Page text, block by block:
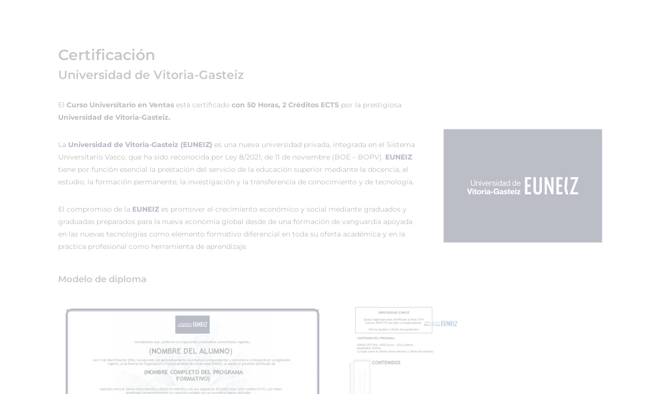
Certificación
Universidad de Vitoria-Gasteiz
El Curso Universitario en Ventas está certificado con 50 Horas, 2 Créditos ECTS por la prestigiosa
Universidad de Vitoria-Gasteiz.
La Universidad de Vitoria-Gasteiz (EUNEIZ) es una nueva universidad privada, integrada en el Sistema
Universitario Vasco, que ha sido reconocida por Ley 8/2021, de 11 de noviembre (BOE – BOPV). EUNEIZ
tiene por función esencial la prestación del servicio de la educación superior mediante la docencia, el
estudio, la formación permanente, la investigación y la transferencia de conocimiento y de tecnología.
El compromiso de la EUNEIZ es promover el crecimiento económico y social mediante graduados y
graduadas preparados para la nueva economía global desde de una formación de vanguardia apoyada
en las nuevas tecnologías como elemento formativo diferencial en toda su oferta académica y en la
práctica profesional como herramienta de aprendizaje.
Modelo de diploma